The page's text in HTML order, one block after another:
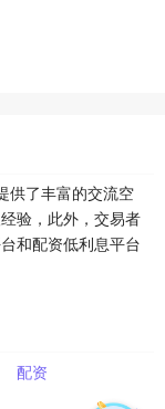
供了丰富的交流空
验，此外，交易者
和配资低利息平台
配资